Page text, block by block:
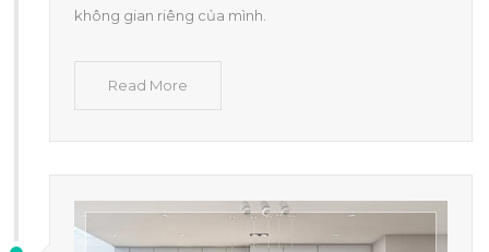
không gian riêng của mình.
Read More